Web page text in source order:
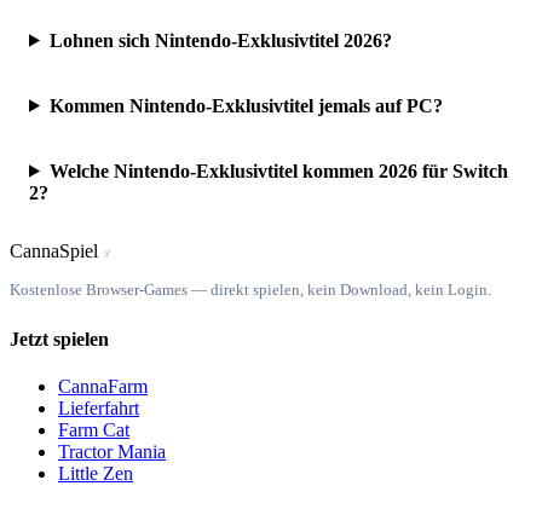
Lohnen sich Nintendo-Exklusivtitel 2026?
Kommen Nintendo-Exklusivtitel jemals auf PC?
Welche Nintendo-Exklusivtitel kommen 2026 für Switch
2?
CannaSpiel ℒ
Kostenlose Browser-Games — direkt spielen, kein Download, kein Login.
Jetzt spielen
CannaFarm
Lieferfahrt
Farm Cat
Tractor Mania
Little Zen